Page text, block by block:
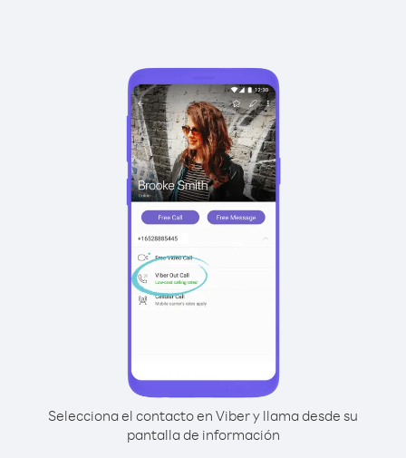
Selecciona el contacto en Viber y llama desde su
pantalla de información